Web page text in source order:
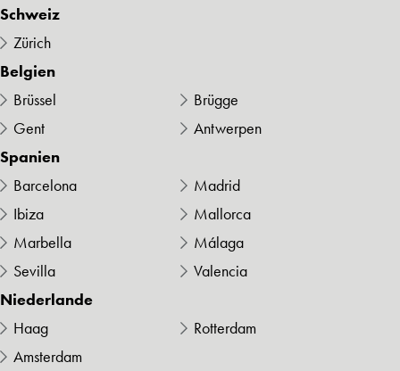
Schweiz
Zürich
Belgien
Brüssel
Brügge
Gent
Antwerpen
Spanien
Barcelona
Madrid
Ibiza
Mallorca
Marbella
Málaga
Sevilla
Valencia
Niederlande
Haag
Rotterdam
Amsterdam